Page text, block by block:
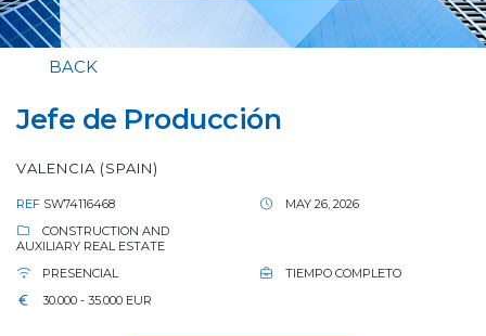
BACK
Jefe de Producción
VALENCIA (SPAIN)
REF SW74116468
MAY 26, 2026
CONSTRUCTION AND
AUXILIARY REAL ESTATE
PRESENCIAL
TIEMPO COMPLETO
30.000 - 35.000 EUR